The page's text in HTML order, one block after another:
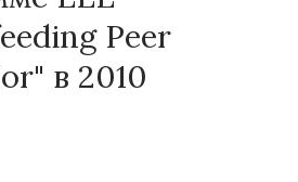
Peer
в 2010